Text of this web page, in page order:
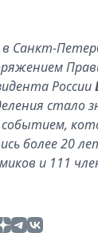
Санкт-
России
стало
более 20
и 111